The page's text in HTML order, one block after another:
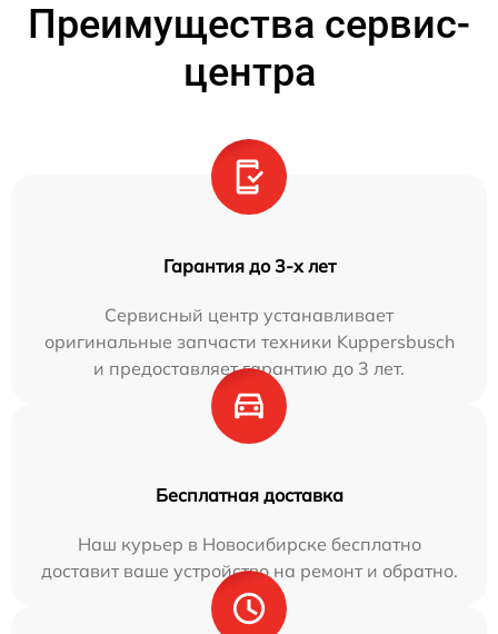
Преимущества сервис-
центра
Гарантия до 3-х лет
Сервисный центр устанавливает
оригинальные запчасти техники Kuppersbusch
и предоставляет гарантию до 3 лет.
Бесплатная доставка
Наш курьер в Новосибирске бесплатно
доставит ваше устройство на ремонт и обратно.